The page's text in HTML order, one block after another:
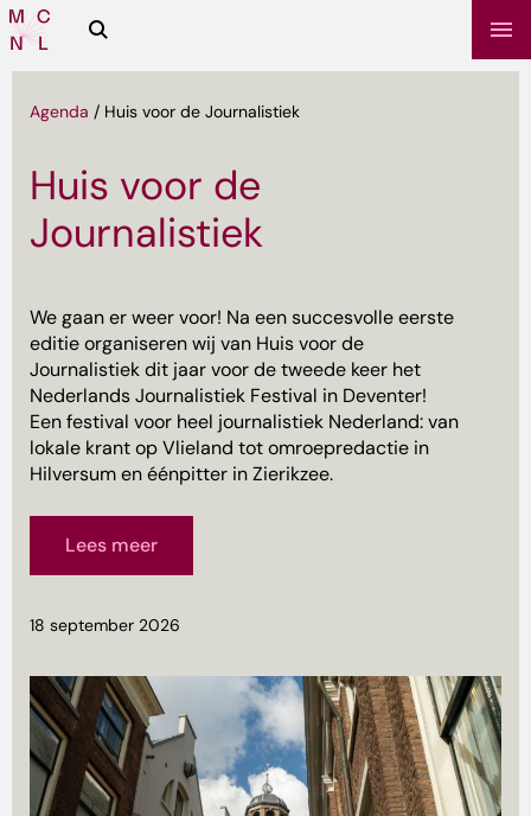
Media
Campus
Zoeken
Agenda / Huis voor de Journalistiek
Huis voor de
Journalistiek
We gaan er weer voor! Na een succesvolle eerste
editie organiseren wij van Huis voor de
Journalistiekdit jaar voor de tweede keer het
Nederlands Journalistiek Festival in Deventer!
Een festival voor heel journalistiek Nederland: van
lokale krant op Vlieland tot omroepredactie in
Hilversum en éénpitter in Zierikzee.
Lees meer
18 september 2026